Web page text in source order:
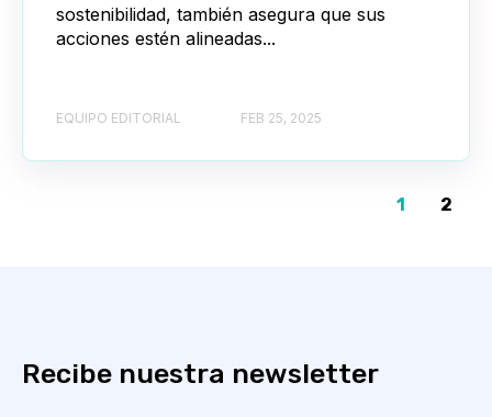
sostenibilidad, también asegura que sus
acciones estén alineadas...
EQUIPO EDITORIAL FEB 25, 2025
1 2
Recibe nuestra newsletter